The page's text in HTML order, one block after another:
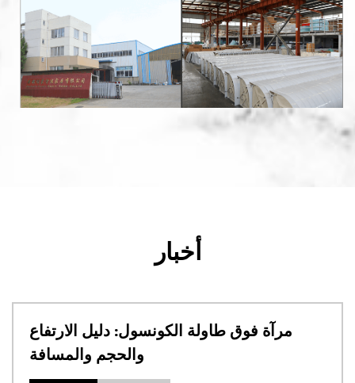
أخبار
مرآة فوق طاولة الكونسول: دليل الارتفاع
والحجم والمسافة